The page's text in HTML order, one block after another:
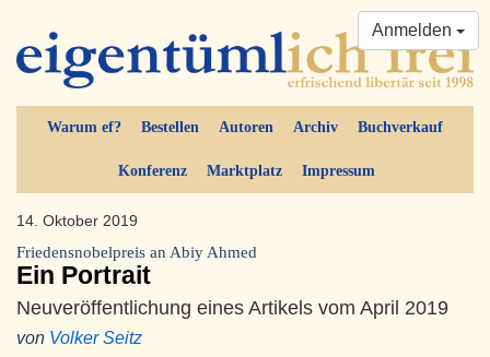
Warum ef? Bestellen Autoren Archiv Buchverkauf
Konferenz Marktplatz Impressum
Anmelden
14. Oktober 2019
Friedensnobelpreis an Abiy Ahmed
Ein Portrait
Neuveröffentlichung eines Artikels vom April 2019
von Volker Seitz